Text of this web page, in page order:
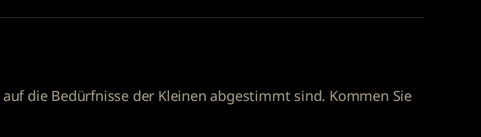
die Bedürfnisse der Kleinen abgestimmt sind. Kommen Sie